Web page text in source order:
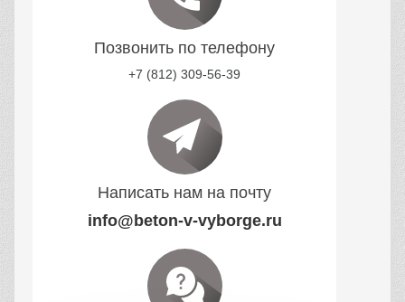
Позвонить по телефону
+7 (812) 309-56-39
Написать нам на почту
info@beton-v-vyborge.ru